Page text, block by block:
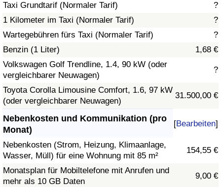
Taxi Grundtarif (Normaler Tarif)
?
1 Kilometer im Taxi (Normaler Tarif)
?
Wartegebühren fürs Taxi (Normaler Tarif)
?
Benzin (1 Liter)
1,68 €
Volkswagen Golf Trendline, 1.4, 90 kW (oder
vergleichbarer Neuwagen)
?
Toyota Corolla Limousine Comfort, 1.6, 97 kW
(oder vergleichbarer Neuwagen)
31.500,00 €
Nebenkosten und Kommunikation (pro
Monat)
[Bearbeiten]
Nebenkosten (Strom, Heizung, Klimaanlage,
Wasser, Müll) für eine Wohnung mit 85 m²
154,55 €
Monatsplan für Mobiltelefone mit Anrufen und
mehr als 10 GB Daten
9,00 €